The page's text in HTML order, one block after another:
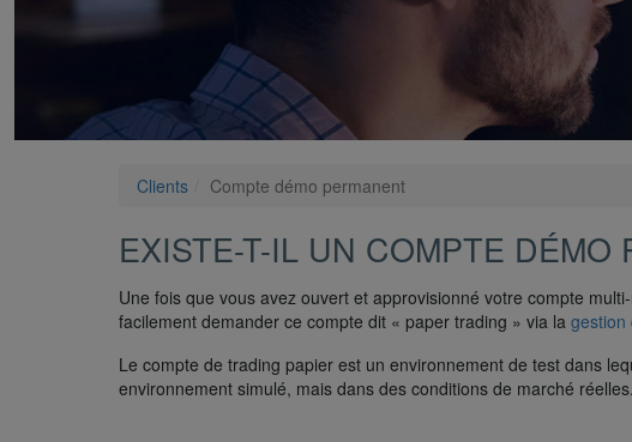
Clients Compte démo permanent
EXISTE-T-IL UN COMPTE
Une fois que vous avez ouvert et approvisionné votre compte
facilement demander ce compte dit « paper trading » via la gestion
Le compte de trading papier est un environnement de test dans
environnement simulé, mais dans des conditions de marché réelles.